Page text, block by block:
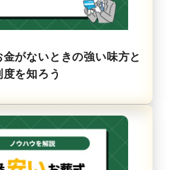
金がないときの強い味方と
を知ろう